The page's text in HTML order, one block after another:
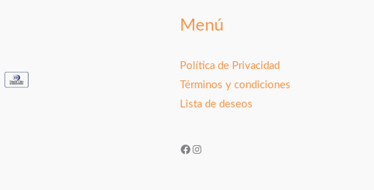
Menú
Política de Privacidad
Términos y condiciones
Lista de deseos
Facebook
Instagram